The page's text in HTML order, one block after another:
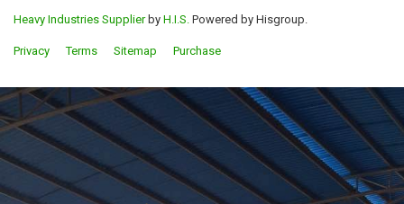
Heavy Industries Supplierby H.I.S. Powered by Hisgroup.
Privacy Terms Sitemap Purchase